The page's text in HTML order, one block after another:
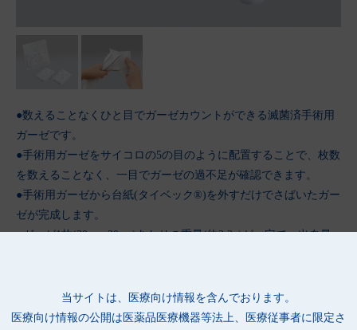
当サイトは、医療向け情報を含んでおります。
医療向け情報の公開は 医薬品医療機器等法上、医療従事者に限定さ
●数えることなくひと目でガーゼカウントができる滅菌済手術用
ガーゼです。
●手術用ガーゼをサイコロの5の目のように配置することで、枚数
を数えることなく、一目でガーゼの過不足が確認できます。
●手術用ガーゼから台紙(タイベック®)を外すだけでさばいたガー
ゼが完成します。
●ガーゼ1枚(30cm×30cm)あたりの重量(約3.3g)が一定で、出血量
ン撮影により位置が特定できます。
●手術症例に合わせて、適切な入数が選べ経済的に使用できま